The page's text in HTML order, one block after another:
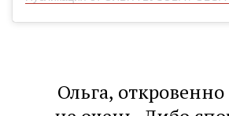
Ольга, откровенно